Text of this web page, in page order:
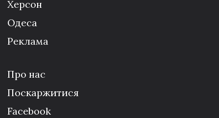
Херсон
Одеса
Реклама
Про нас
Поскаржитися
Facebook